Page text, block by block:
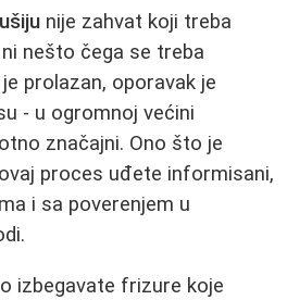
nije zahvat koji treba
nešto čega se treba
prolazan, oporavak je
- u ogromnoj većini
značajni. Ono što je
proces uđete informisani,
i sa poverenjem u
izbegavate frizure koje